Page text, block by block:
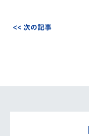
<< 次の記事